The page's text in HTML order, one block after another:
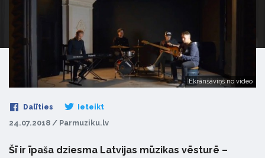
Ekrānšāviņš no video
Dalīties Ieteikt
24.07.2018 / Parmuziku.lv
Šī ir īpaša dziesma Latvijas mūzikas vēsturē –